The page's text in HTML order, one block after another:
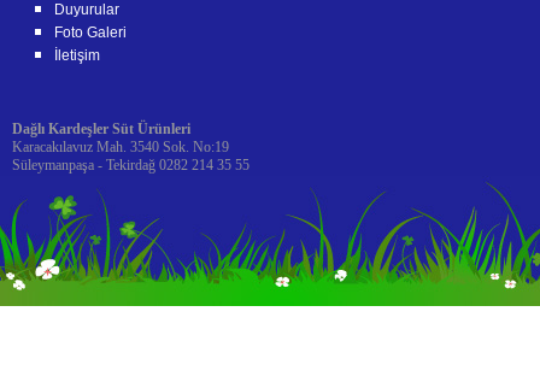
Duyurular
Foto Galeri
İletişim
Dağlı Kardeşler Süt Ürünleri
Karacakılavuz Mah. 3540 Sok. No:19
Süleymanpaşa - Tekirdağ 0282 214 35 55